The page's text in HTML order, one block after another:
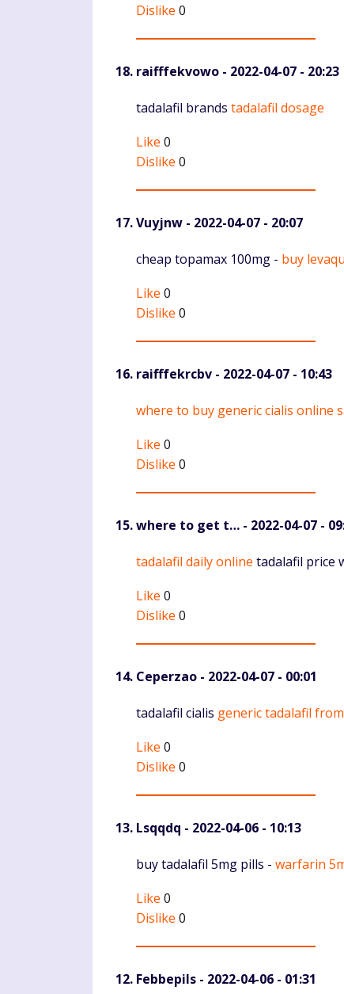
Dislike 0
raifffekvowo - 2022-04-07 - 20:23
Komentaras
tadalafil brands tadalafil dosage
Like 0
Dislike 0
Vuyjnw - 2022-04-07 - 20:07
Komentaras
cheap topamax 100mg - buy
Like 0
Dislike 0
raifffekrcbv - 2022-04-07 - 10:43
Komentaras
where to buy generic cialis online
Like 0
Dislike 0
where to get t… - 2022-04-07 -
Komentaras
tadalafil daily online tadalafil price
Like 0
Dislike 0
Ceperzao - 2022-04-07 - 00:01
Komentaras
tadalafil cialis generic tadalafil
Like 0
Dislike 0
Lsqqdq - 2022-04-06 - 10:13
Komentaras
buy tadalafil 5mg pills - warfarin
Like 0
Dislike 0
Febbepils - 2022-04-06 - 01:31